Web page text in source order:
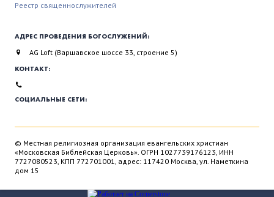
Реестр священнослужителей
АДРЕС ПРОВЕДЕНИЯ БОГОСЛУЖЕНИЙ:
AG Loft (Варшавское шоссе 33, строение 5)
КОНТАКТ:
СОЦИАЛЬНЫЕ СЕТИ:
© Местная религиозная организация евангельских христиан
«Московская Библейская Церковь». ОГРН 1027739176123, ИНН
7727080523, КПП 772701001, адрес: 117420 Москва, ул. Наметкина
дом 15